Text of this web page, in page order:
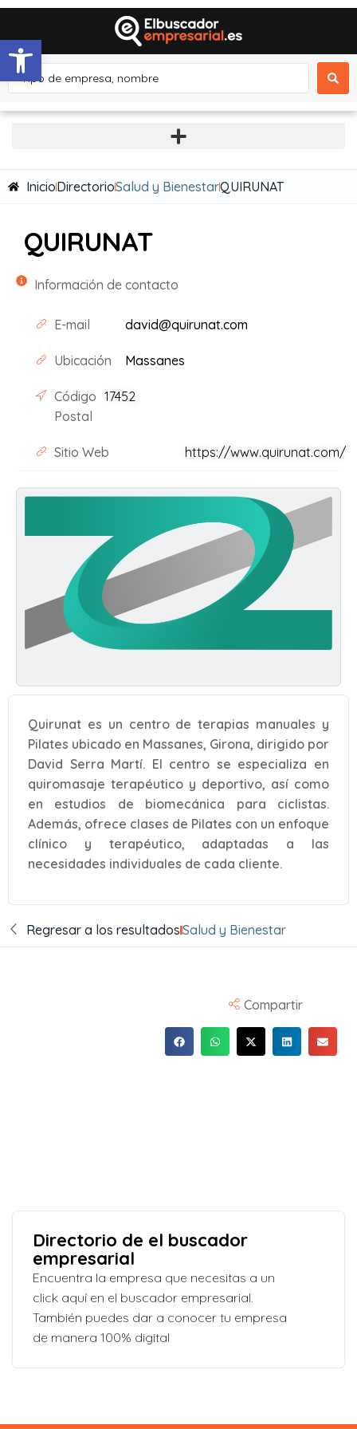
Abrir barra de herramientas
InicioDirectorioSalud y BienestarQUIRUNAT
QUIRUNAT
Información de contacto
E-mail david@quirunat.com
Ubicación Massanes
Código
Postal
17452
Sitio Web https://www.quirunat.com/
Quirunat es un centro de terapias manuales y
Pilates ubicado en Massanes, Girona, dirigido por
David Serra Martí. El centro se especializa en
quiromasaje terapéutico y deportivo, así como
en estudios de biomecánica para ciclistas.
Además, ofrece clases de Pilates con un enfoque
clínico y terapéutico, adaptadas a las
necesidades individuales de cada cliente.
Regresar a los resultadosSalud y Bienestar
Compartir
Directorio de el buscador
empresarial
Encuentra la empresa que necesitas a un
click aquí en el buscador empresarial.
También puedes dar a conocer tu empresa
de manera 100% digital